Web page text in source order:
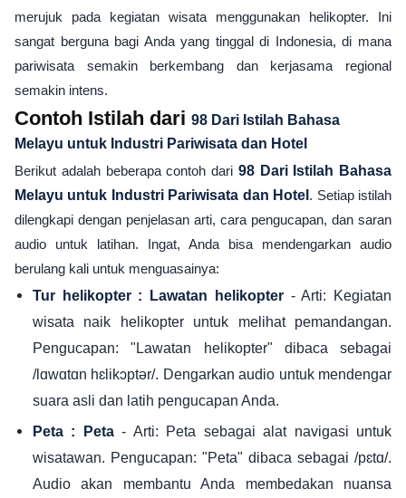
merujuk pada kegiatan wisata menggunakan helikopter. Ini
sangat berguna bagi Anda yang tinggal di Indonesia, di mana
pariwisata semakin berkembang dan kerjasama regional
semakin intens.
Contoh Istilah dari 98 Dari Istilah Bahasa
Melayu untuk Industri Pariwisata dan Hotel
Berikut adalah beberapa contoh dari 98 Dari Istilah Bahasa
Melayu untuk Industri Pariwisata dan Hotel . Setiap istilah
dilengkapi dengan penjelasan arti, cara pengucapan, dan saran
audio untuk latihan. Ingat, Anda bisa mendengarkan audio
berulang kali untuk menguasainya:
Tur helikopter : Lawatan helikopter- Arti: Kegiatan
wisata naik helikopter untuk melihat pemandangan.
Pengucapan: "Lawatan helikopter" dibaca sebagai
/lɑwɑtɑn hɛlikɔptər/. Dengarkan audio untuk mendengar
suara asli dan latih pengucapan Anda.
Peta : Peta- Arti: Peta sebagai alat navigasi untuk
wisatawan. Pengucapan: "Peta" dibaca sebagai /pɛtɑ/.
Audio akan membantu Anda membedakan nuansa